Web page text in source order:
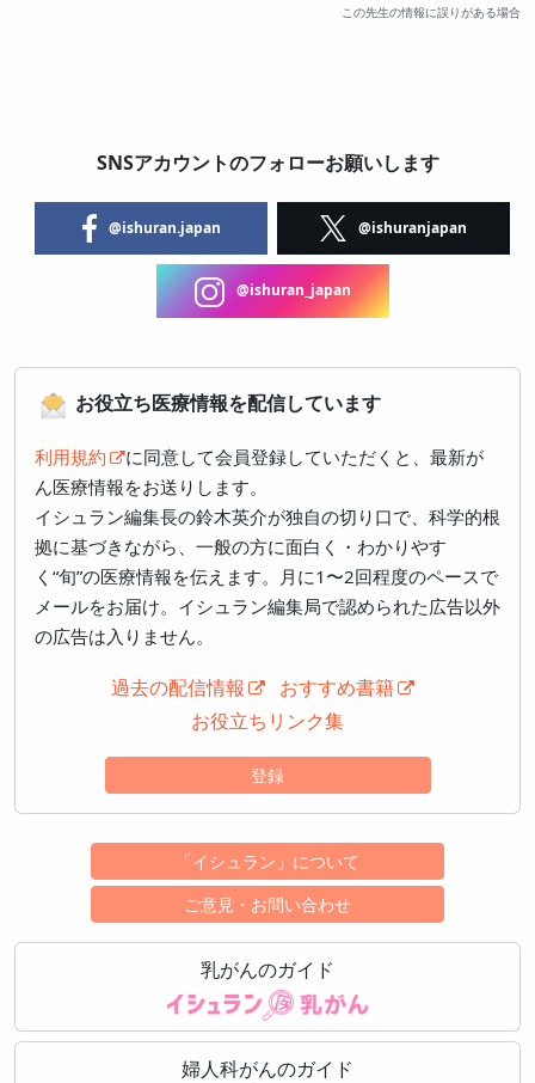
この先生の情報に誤りがある場合
SNSアカウントのフォローお願いします
@ishuran.japan @ishuranjapan
@ishuran_japan
お役立ち医療情報を配信しています
利用規約
に同意して会員登録していただくと、最新が
ん医療情報をお送りします。
イシュラン編集長の鈴木英介が独自の切り口で、科学的根
拠に基づきながら、一般の方に面白く・わかりやす
く“旬”の医療情報を伝えます。月に1〜2回程度のペースで
メールをお届け。イシュラン編集局で認められた広告以外
の広告は入りません。
過去の配信情報
おすすめ書籍
お役立ちリンク集
登録
「イシュラン」について
ご意見・お問い合わせ
乳がんのガイド
婦人科がんのガイド